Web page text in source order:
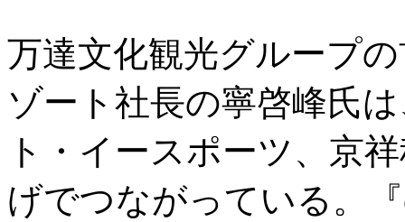
万達文化観光グループ
ゾート社長の寧啓峰氏
ト・イースポーツ、京
げでつながっている。